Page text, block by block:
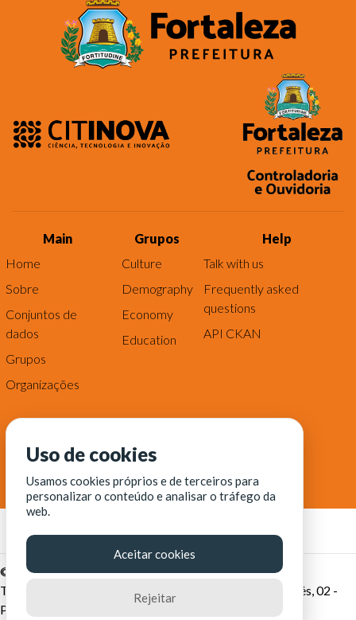
Main
Home
Sobre
Conjuntos de
dados
Grupos
Organizações
Grupos
Culture
Demography
Economy
Education
Help
Talk with us
Frequently asked
questions
API CKAN
© Fortaleza Digital || CITINOVA - Fundação de Ciência,
Tecnologia e Inovação de Fortaleza - Rua dos Tremembés, 02 -
Praia de Iracema - Fortaleza-CE
Uso de cookies
Usamos cookies próprios e de terceiros para
personalizar o conteúdo e analisar o tráfego da
web.
Aceitar cookies
Rejeitar